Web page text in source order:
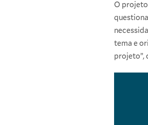
O
tema e
projeto”,